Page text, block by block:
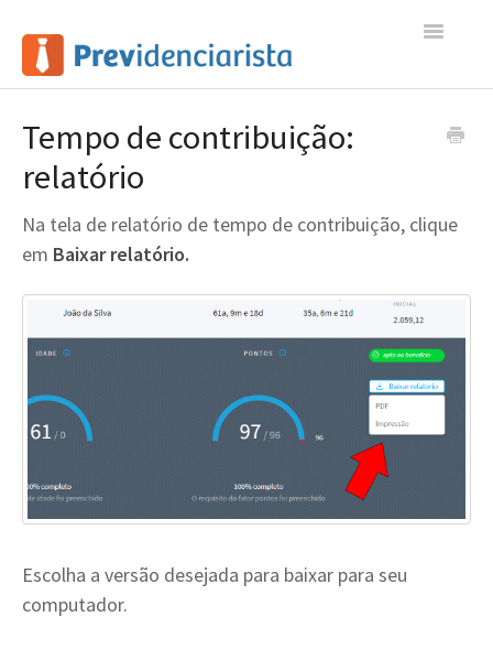
Toggle
Tempo de contribuição:
relatório
Na tela de relatório de tempo de contribuição, clique
em Baixar relatório.
Escolha a versão desejada para baixar para seu
computador.